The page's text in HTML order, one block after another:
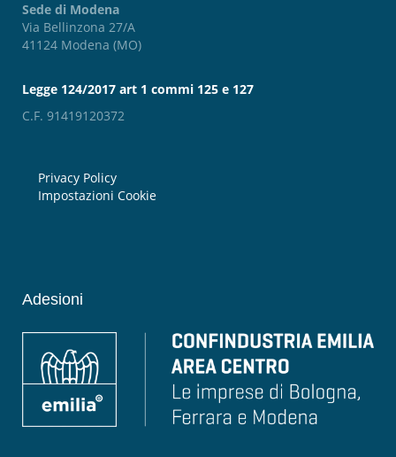
Sede di Modena
Via Bellinzona 27/A
41124 Modena (MO)
Legge 124/2017 art 1 commi 125 e 127
C.F. 91419120372
Privacy Policy
Impostazioni Cookie
Adesioni